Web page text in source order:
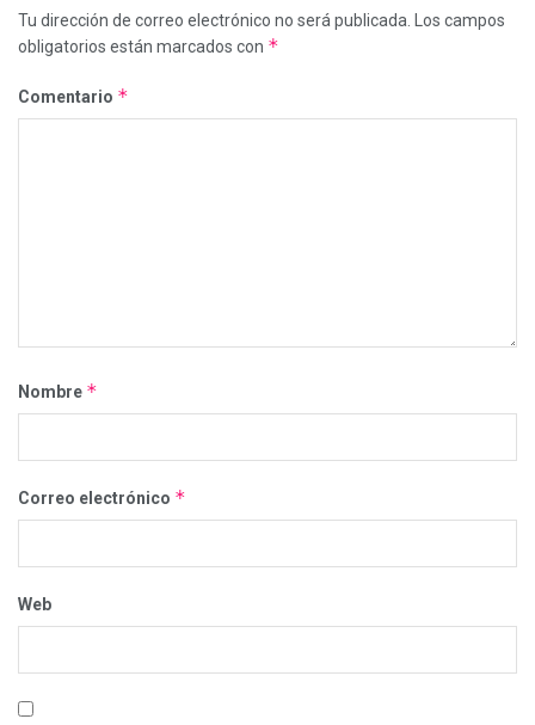
Tu dirección de correo electrónico no será publicada.
Los campos
obligatorios están marcados con *
Comentario *
Nombre *
Correo electrónico *
Web